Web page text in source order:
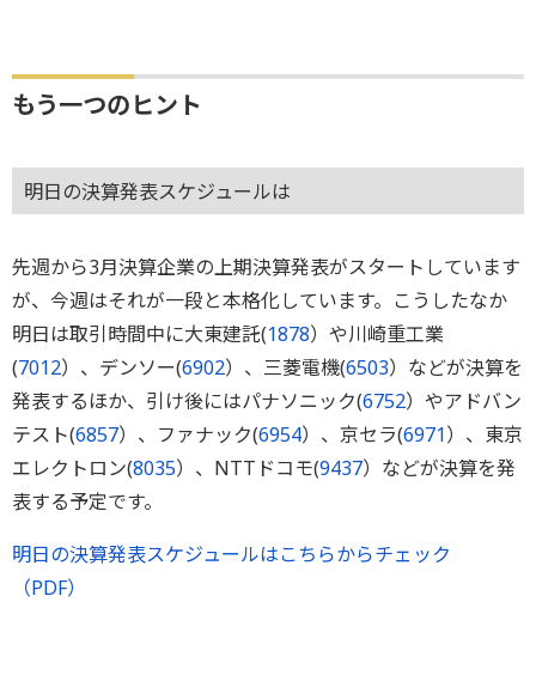
もう一つのヒント
明日の決算発表スケジュールは
先週から3月決算企業の上期決算発表がスタートしています
が、今週はそれが一段と本格化しています。こうしたなか
明日は取引時間中に大東建託(1878）や川崎重工業
(7012）、デンソー(6902）、三菱電機(6503）などが決算を
発表するほか、引け後にはパナソニック(6752）やアドバン
テスト(6857）、ファナック(6954）、京セラ(6971）、東京
エレクトロン(8035）、NTTドコモ(9437）などが決算を発
表する予定です。
明日の決算発表スケジュールはこちらからチェック
（PDF）